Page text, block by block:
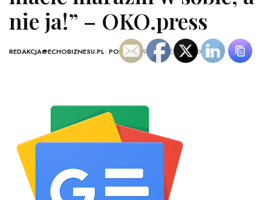
nie ja!” – OKO.press
REDAKCJA@ECHOBIZNESU.PL-POLSKA - 19 PAŹDZIERNIKA, 2025